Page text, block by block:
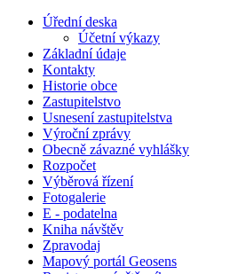
Úřední deska
Účetní výkazy
Základní údaje
Kontakty
Historie obce
Zastupitelstvo
Usnesení zastupitelstva
Výroční zprávy
Obecně závazné vyhlášky
Rozpočet
Výběrová řízení
Fotogalerie
E - podatelna
Kniha návštěv
Zpravodaj
Mapový portál Geosens